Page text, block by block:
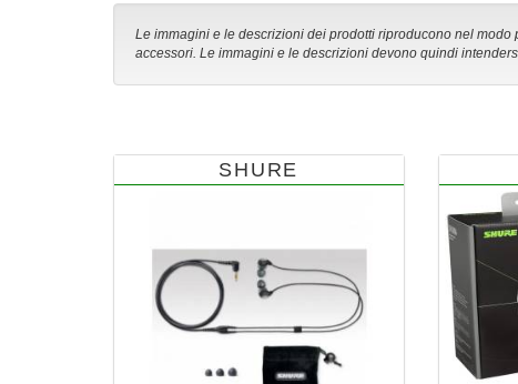
Le immagini e le descrizioni dei prodotti riproducono nel
accessori. Le immagini e le descrizioni devono quindi
SHURE